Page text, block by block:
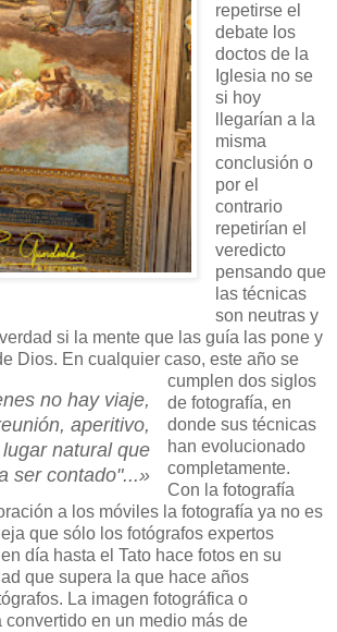
repetirse el
debate los
doctos de la
Iglesia no se
si hoy
llegarían a la
misma
conclusión o
por el
contrario
repetirían el
veredicto
pensando que
las técnicas
son neutras y
si la mente que las guía las pone y
Dios.
no hay viaje,
aperitivo,
natural que
ser contado"...»
En cualquier caso, este año se
cumplen dos siglos
de fotografía, en
donde sus técnicas
han evolucionado
completamente.
Con la fotografía
a los móviles la fotografía ya no es
que sólo los fotógrafos expertos
día hasta el Tato hace fotos en su
que supera la que hace años
La imagen fotográfica o
en un medio más de